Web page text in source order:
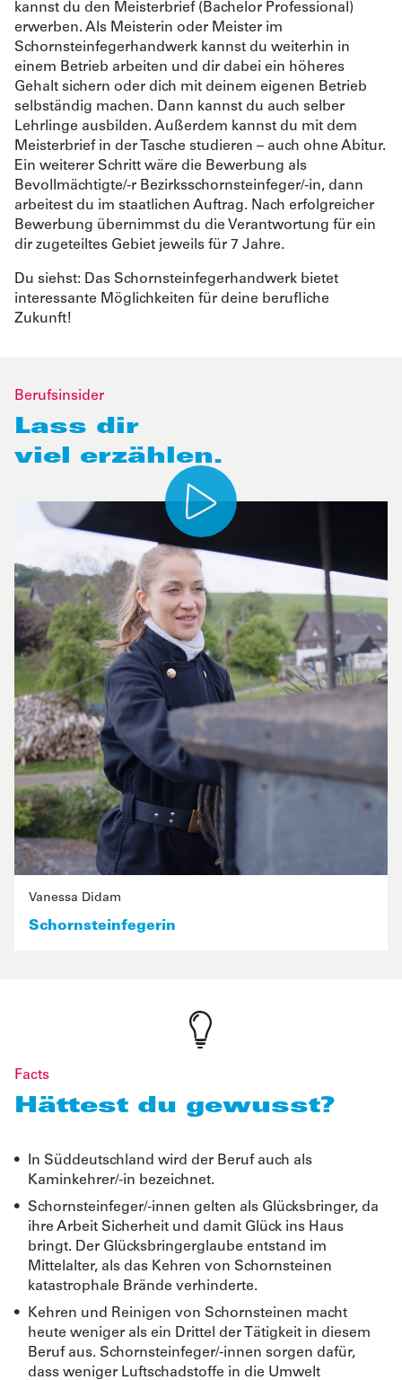
kannst du den Meisterbrief (Bachelor Professional)
erwerben. Als Meisterin oder Meister im
Schornsteinfegerhandwerk kannst du weiterhin in
einem Betrieb arbeiten und dir dabei ein höheres
Gehalt sichern oder dich mit deinem eigenen Betrieb
selbständig machen. Dann kannst du auch selber
Lehrlinge ausbilden. Außerdem kannst du mit dem
Meisterbrief in der Tasche studieren – auch ohne Abitur.
Ein weiterer Schritt wäre die Bewerbung als
Bevollmächtigte/-r Bezirksschornsteinfeger/-in, dann
arbeitest du im staatlichen Auftrag. Nach erfolgreicher
Bewerbung übernimmst du die Verantwortung für ein
dir zugeteiltes Gebiet jeweils für 7 Jahre.
Du siehst: Das Schornsteinfegerhandwerk bietet
interessante Möglichkeiten für deine berufliche
Zukunft!
Berufsinsider
Lass dir
viel erzählen.
Vanessa Didam
Schornsteinfegerin
Facts
Hättest du gewusst?
In Süddeutschland wird der Beruf auch als
Kaminkehrer/-in bezeichnet.
Schornsteinfeger/-innen gelten als Glücksbringer, da
ihre Arbeit Sicherheit und damit Glück ins Haus
bringt. Der Glücksbringerglaube entstand im
Mittelalter, als das Kehren von Schornsteinen
katastrophale Brände verhinderte.
Kehren und Reinigen von Schornsteinen macht
heute weniger als ein Drittel der Tätigkeit in diesem
Beruf aus. Schornsteinfeger/-innen sorgen dafür,
dass weniger Luftschadstoffe in die Umwelt